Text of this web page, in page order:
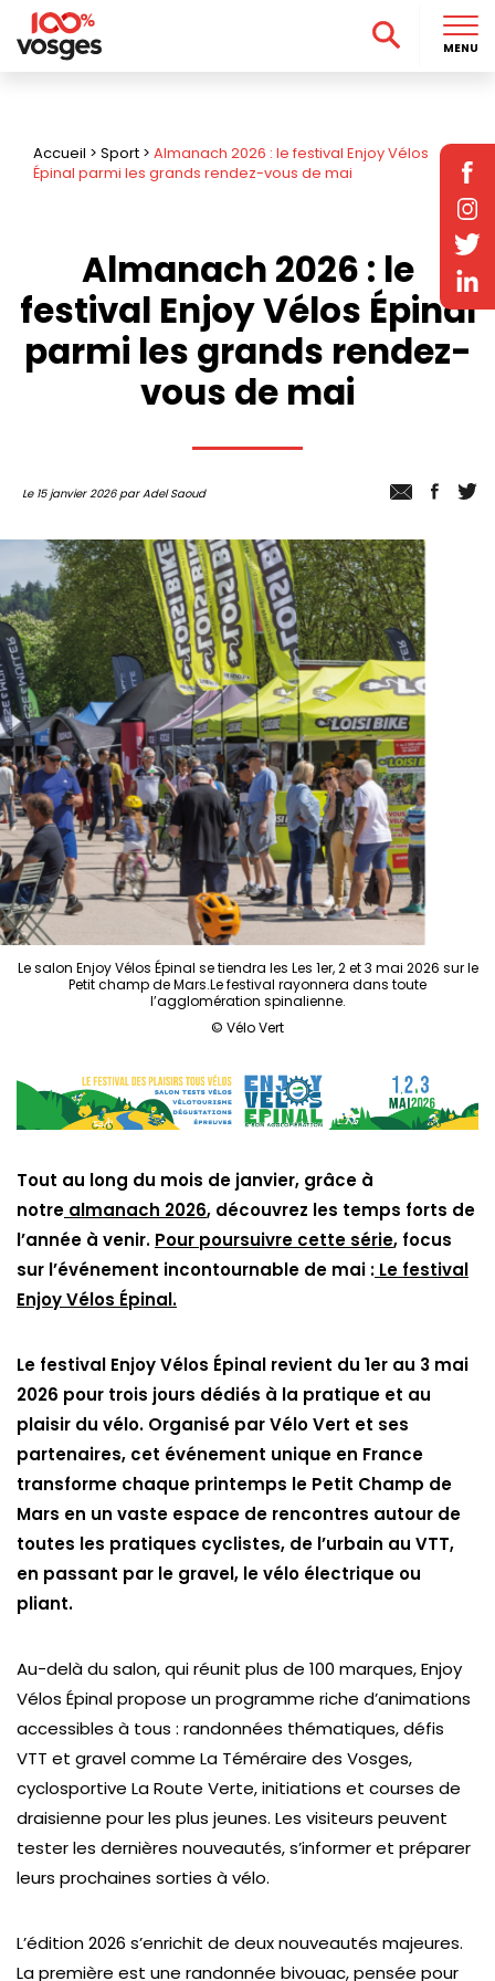
Accueil > Sport > Almanach 2026 : le festival Enjoy Vélos
Épinal parmi les grands rendez-vous de mai
Almanach 2026 : le
festival Enjoy Vélos Épinal
parmi les grands rendez-
vous de mai
Le 15 janvier 2026 par Adel Saoud
Le salon Enjoy Vélos Épinal se tiendra les Les 1er, 2 et 3 mai 2026 sur le
Petit champ de Mars.Le festival rayonnera dans toute
l’agglomération spinalienne.
© Vélo Vert
Tout au long du mois de janvier, grâce à
notre almanach 2026, découvrez les temps forts de
l’année à venir. Pour poursuivre cette série, focus
sur l’événement incontournable de mai : Le festival
Enjoy Vélos Épinal.
Le festival Enjoy Vélos Épinal revient du 1er au 3 mai
2026 pour trois jours dédiés à la pratique et au
plaisir du vélo. Organisé par Vélo Vert et ses
partenaires, cet événement unique en France
transforme chaque printemps le Petit Champ de
Mars en un vaste espace de rencontres autour de
toutes les pratiques cyclistes, de l’urbain au VTT,
en passant par le gravel, le vélo électrique ou
pliant.
Au-delà du salon, qui réunit plus de 100 marques, Enjoy
Vélos Épinal propose un programme riche d’animations
accessibles à tous : randonnées thématiques, défis
VTT et gravel comme La Téméraire des Vosges,
cyclosportive La Route Verte, initiations et courses de
draisienne pour les plus jeunes. Les visiteurs peuvent
tester les dernières nouveautés, s’informer et préparer
leurs prochaines sorties à vélo.
L’édition 2026 s’enrichit de deux nouveautés majeures.
La première est une randonnée bivouac, pensée pour
MENU